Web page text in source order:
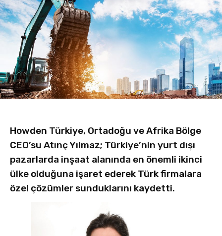
Howden Türkiye, Ortadoğu ve Afrika Bölge
CEO’su Atınç Yılmaz; Türkiye’nin yurt dışı
pazarlarda inşaat alanında en önemli ikinci
ülke olduğuna işaret ederek Türk firmalara
özel çözümler sunduklarını kaydetti.